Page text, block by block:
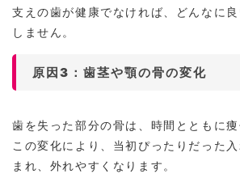
支えの歯が健康でなければ、どんなに
しません。
原因3：歯茎や顎の骨の変化
歯を失った部分の骨は、時間とともに痩
この変化により、当初ぴったりだった
まれ、外れやすくなります。